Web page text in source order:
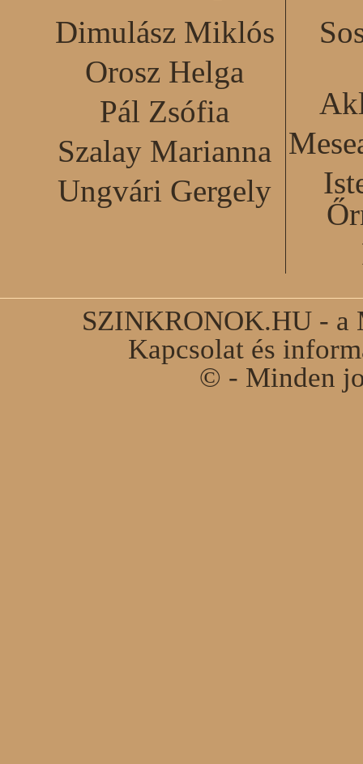
Dimulász Miklós
Orosz Helga
Pál Zsófia
Szalay Marianna
Ungvári Gergely
SZINKRONOK.HU - a
Kapcsolat és
© - Minden